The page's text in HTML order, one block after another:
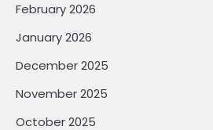
February 2026
January 2026
December 2025
November 2025
October 2025